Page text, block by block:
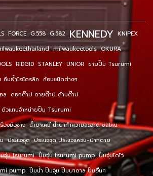
FORCE G.558 G.582 KENNEDY KNIPEX
milwaukeetools OKURA
RIDGID STANLEY UNIOR ขายปั๊ม Tsurumi
คีมย้ำไฮโดรลิค ค้อนชนิดต่างๆ
ล ดอกต๊าป ดายต๊าป ด้ามต๊าป
ตัวแทนจำหน่ายปั๊ม Tsurumi
องมือช่าง น้ำยาเคมี น้ำยาทำความสะอาด ซิลิโคน
ประแจชุด ประแจชุด ประแจแหวน-ปากตาย
จุ่ม tsurumi ปั๊มจุ่ม tsurumi pump ปั๊มจุ่มไดโว่
pump ปั๊มน้ำ ปั๊มจุ่ม ปั๊มบาดาล ปั๊มอื่นๆ